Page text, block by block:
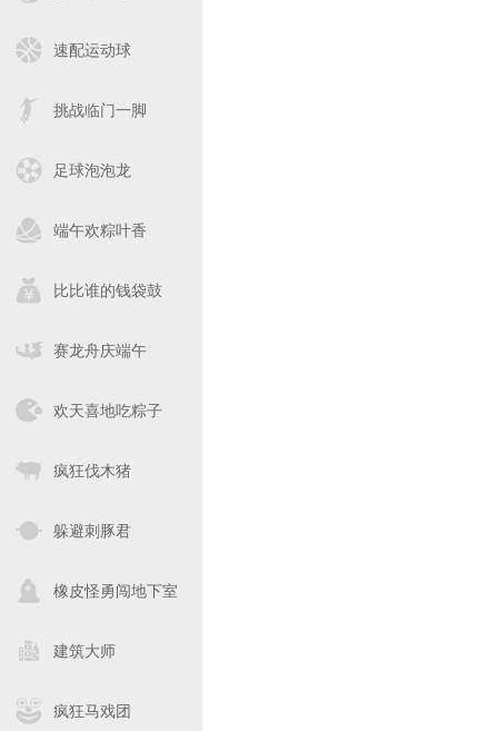
速配运动球
挑战临门一脚
足球泡泡龙
端午欢粽叶香
比比谁的钱袋鼓
赛龙舟庆端午
欢天喜地吃粽子
疯狂伐木猪
躲避刺豚君
橡皮怪勇闯地下室
建筑大师
疯狂马戏团